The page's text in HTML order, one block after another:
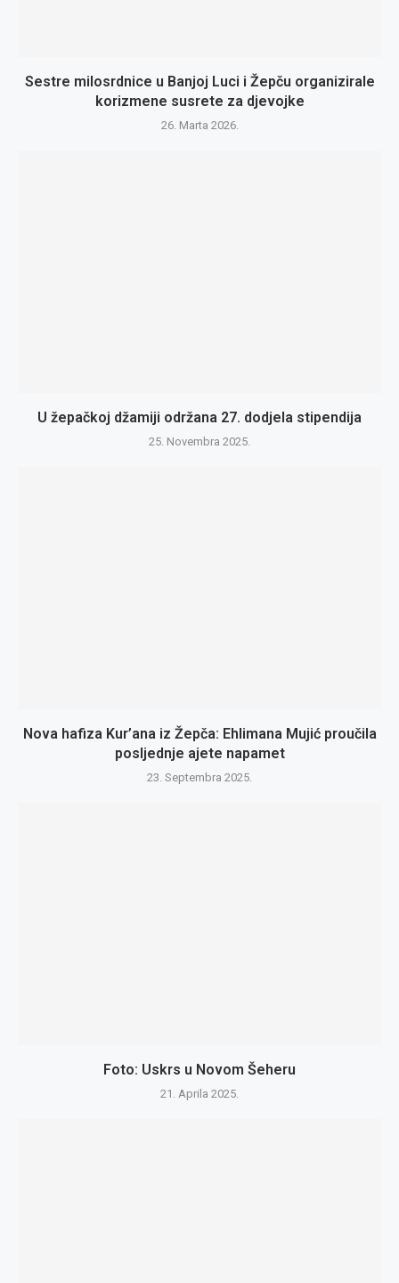
Sestre milosrdnice u Banjoj Luci i Žepču organizirale
korizmene susrete za djevojke
26. Marta 2026.
U žepačkoj džamiji održana 27. dodjela stipendija
25. Novembra 2025.
Nova hafiza Kur’ana iz Žepča: Ehlimana Mujić proučila
posljednje ajete napamet
23. Septembra 2025.
Foto: Uskrs u Novom Šeheru
21. Aprila 2025.